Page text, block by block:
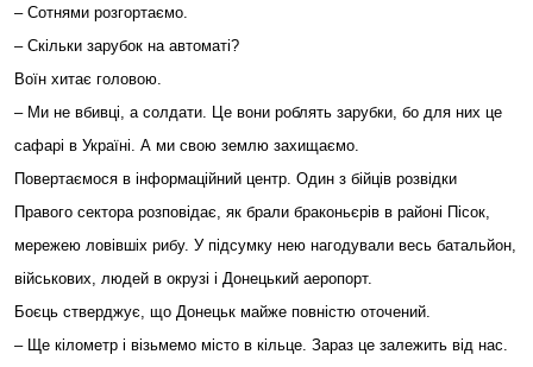
– Сотнями розгортаємо.
– Скільки зарубок на автоматі?
Воїн хитає головою.
– Ми не вбивці, а солдати. Це вони роблять зарубки, бо для них це
сафарі в Україні. А ми свою землю захищаємо.
Повертаємося в інформаційний центр. Один з бійців розвідки
Правого сектора розповідає, як брали браконьєрів в районі Пісок,
мережею ловівшіх рибу. У підсумку нею нагодували весь батальйон,
військових, людей в окрузі і Донецький аеропорт.
Боєць стверджує, що Донецьк майже повністю оточений.
– Ще кілометр і візьмемо місто в кільце. Зараз це залежить від нас.